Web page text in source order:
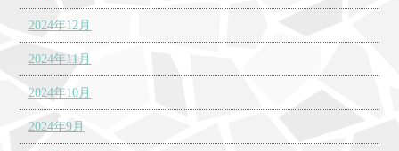
2024年12月
2024年11月
2024年10月
2024年9月